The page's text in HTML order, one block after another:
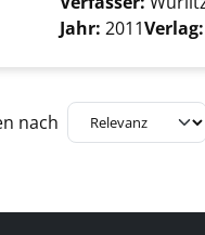
Jahr: 2011Verlag:
springen
nach